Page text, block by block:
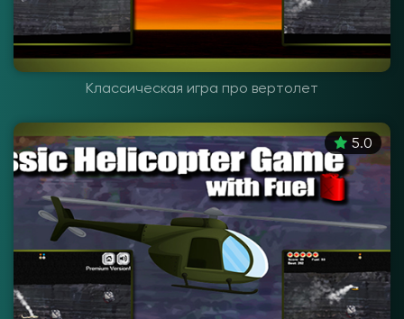
Классическая игра про вертолет
5.0